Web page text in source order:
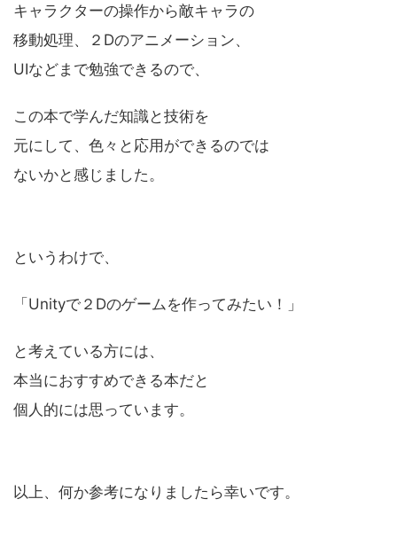
キャラクターの操作から敵キャラの
移動処理、２Dのアニメーション、
UIなどまで勉強できるので、
この本で学んだ知識と技術を
元にして、色々と応用ができるのでは
ないかと感じました。
というわけで、
「Unityで２Dのゲームを作ってみたい！」
と考えている方には、
本当におすすめできる本だと
個人的には思っています。
以上、何か参考になりましたら幸いです。